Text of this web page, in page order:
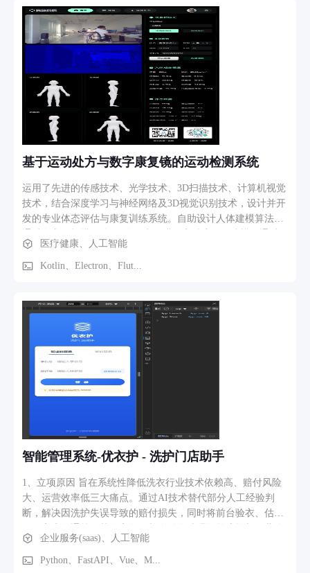
意愿完成高、中、低意向分级。商家可在工作台查看今日任
务、响应时限和超时提醒，在线索详情中查看 AI 摘要、分配
设计师、记录回访备注并推进状态。项目同时提供知识库维
护、可预约档期、通知中心、服务进度、客户反馈、经营分析
和服务规则配置，形成“咨询—建议—预约—分级—跟进—量房
—成交/未成交—复盘”的完整闭环。
基于运动处方与数字康复镜的运动检测系统
运用了先进的传感技术、光学技术、3D扫描技术、计算机视觉
技术，结合深度学习与神经网络及3D视觉识别技术，设计并开
发的专业体态评估与康复训练系统。自助设计人体建模算法，
对人体模型进行脊柱弯曲度及体姿态测量分析。高效、准确、
无辐射的完成脊柱侧弯与异常体态筛查工作
医疗健康、人工智能
Kotlin、Electron、Flut...
智能管理系统-优衣护 - 洗护门店助手
1、立项原因 旨在系统性降低洗衣行业技术依赖高、赔付风险
大、运营效率低三大痛点。通过AI技术替代部分人工经验判
断，解决因洗护失误导致的赔付损失，同时将前台验衣、估
析，全面提升门店利润空间与管理效能。 2、行业场景 立足洗
衣门店实际作业流程——从前台接件时的价值评估与风险加
企业服务(saas)、人工智能
Python、FastAPI、Vue、M...